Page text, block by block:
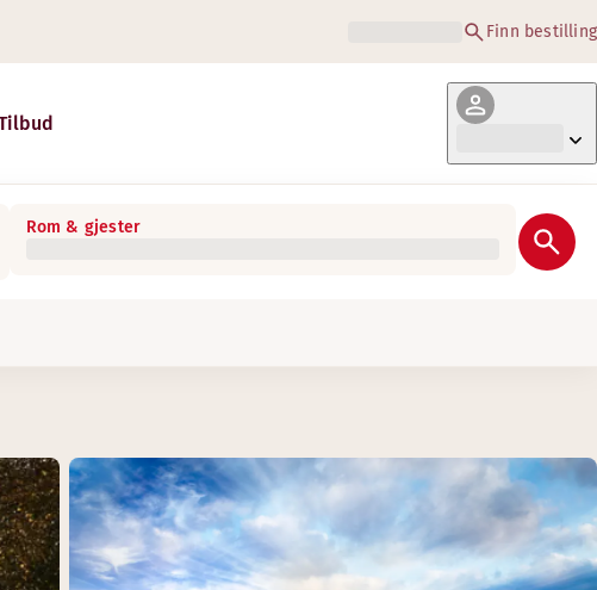
Finn bestilling
Rom & gjester